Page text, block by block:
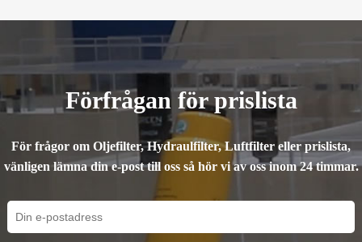
Partikelförorening eller
förekomst av vatten i oljan är
den enskilt viktigaste orsaken
till fel och haveri i dessa
system. Därför spelar
filtrering en a...
Förfrågan för prislista
För frågor om Oljefilter, Hydraulfilter, Luftfilter eller prislista,
vänligen lämna din e-post till oss så hör vi av oss inom 24 timmar.